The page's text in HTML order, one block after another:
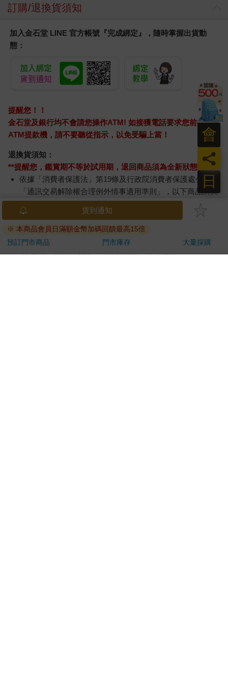
訂購/退換貨須知
加入金石堂 LINE 官方帳號『完成綁定』，隨時掌握出貨動
態：
提醒您！！
金石堂及銀行均不會請您操作ATM! 如接獲電話要求您前往
ATM提款機，請不要聽從指示，以免受騙上當！
退換貨須知：
**提醒您，鑑賞期不等於試用期，退回商品須為全新狀態**
依據「消費者保護法」第19條及行政院消費者保護處公告之
「通訊交易解除權合理例外情事適用準則」，以下商品購買
後，除商品本身有瑕疵外，將不提供7天的猶豫期：
易於腐敗、保存期限較短或解約時即將逾期。（如：生
鮮食品）
依消費者要求所為之客製化給付。（客製化商品）
報紙、期刊或雜誌。（含MOOK、外文雜誌）
貨到通知
※ 本商品會員日滿額金幣加碼回饋最高15倍
預訂門市商品
門市庫存 大量採購
日
員
會